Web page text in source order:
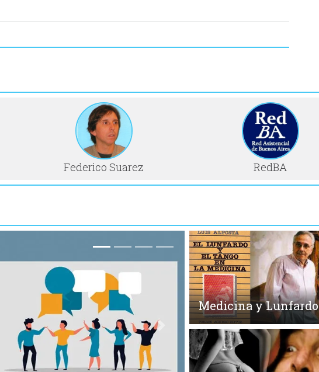
Federico Suarez RedBA
Siguiente
Medicina y Lunfardo